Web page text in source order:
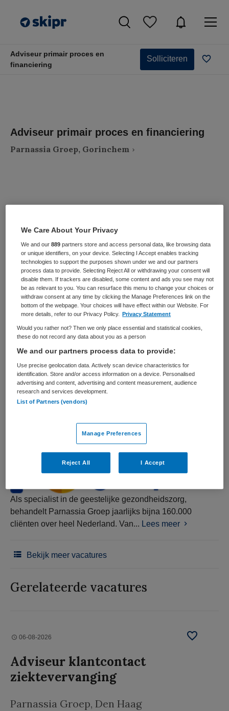
Adviseur primair proces en
financiering
Solliciteren
Adviseur primair proces en financiering
Parnassia Groep, Gorinchem
BRANCHE
Zelfstandige kliniek
AANSTELLING
Tijdelijk met uitzicht op vast
15 januari 2026 HBO
ERVARING
Niet nader bepaald
DIENSTVERBAND
Fulltime
Vacature niet beschikbaar
Deze vacature Adviseur primair proces en financiering bij
Parnassia Groep is niet meer actueel. Hieronder staan
enkele vergelijkbare vacatures die voor u wellicht
Als specialist in de geestelijke gezondheidszorg,
behandelt Parnassia Groep jaarlijks bijna 160.000
cliënten over heel Nederland. Van... Lees meer
Bekijk meer vacatures
Gerelateerde vacatures
06-08-2026
Adviseur klantcontact
ziektevervanging
Parnassia Groep, Den Haag
We Care About Your Privacy
We and our889 partners store and access personal data, like browsing data
or unique identifiers, on your device. Selecting I Accept enables tracking
technologies to support the purposes shown under we and our partners
process data to provide. Selecting Reject All or withdrawing your consent will
disable them. If trackers are disabled, some content and ads you see may not
be as relevant to you. You can resurface this menu to change your choices or
withdraw consent at any time by clicking the Manage Preferences link on the
bottom of the webpage. Your choices will have effect within our Website. For
more details, refer to our Privacy Policy.
Privacy Statement
Would you rather not? Then we only place essential and statistical cookies,
these do not record any data about you as a person
We and our partners process data to provide:
Use precise geolocation data. Actively scan device characteristics for
identification. Store and/or access information on a device. Personalised
advertising and content, advertising and content measurement, audience
research and services development.
List of Partners (vendors)
Manage Preferences
Reject All I Accept